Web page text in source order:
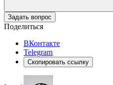
Задать вопрос
Поделиться
ВКонтакте
Telegram
Скопировать ссылку